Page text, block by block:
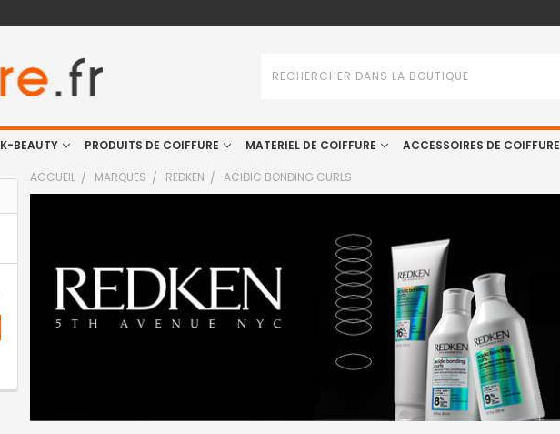
K-BEAUTY PRODUITS DE COIFFURE MATERIEL DE COIFFURE ACCESSOIRES DE COIFFURE
ACCUEIL MARQUES REDKEN ACIDIC BONDING CURLS